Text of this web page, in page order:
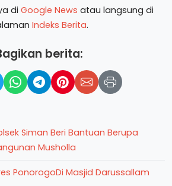
di Google News atau langsung di
Indeks Berita.
berita:
Siman Beri Bantuan Berupa
Musholla
PonorogoDi Masjid Darussallam